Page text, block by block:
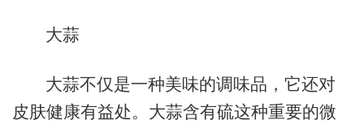
大蒜
大蒜不仅是一种美味的调味品，它还对
皮肤健康有益处。大蒜含有硫这种重要的微